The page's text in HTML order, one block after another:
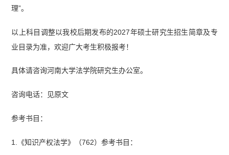
理”。
以上科目调整以我校后期发布的2027年硕士研究生招生简章及专
业目录为准，欢迎广大考生积极报考！
具体请咨询河南大学法学院研究生办公室。
咨询电话：见原文
参考书目：
1.《知识产权法学》（762）参考书目：